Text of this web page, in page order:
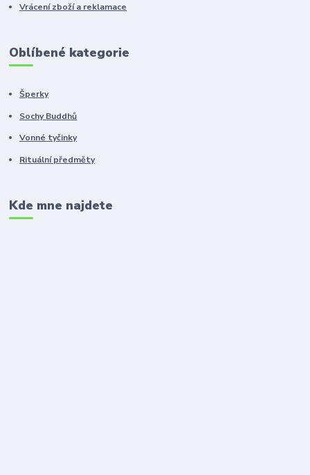
Vrácení zboží a reklamace
Oblíbené kategorie
Šperky
Sochy Buddhů
Vonné tyčinky
Rituální předměty
Kde mne najdete